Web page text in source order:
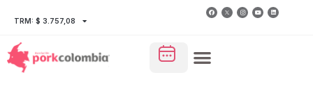
TRM: $ 3.757,08